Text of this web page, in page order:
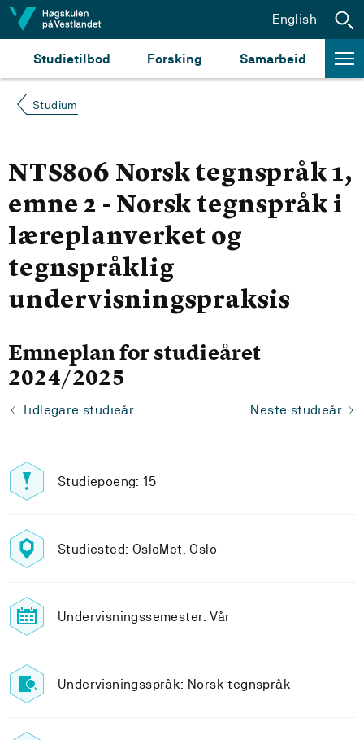
Hopp til innhald
Studietilbod Forsking Samarbeid
English
Studium
NTS806 Norsk tegnspråk 1,
emne 2 - Norsk tegnspråk i
læreplanverket og
tegnspråklig
undervisningspraksis
Emneplan for studieåret
2024/2025
Tidlegare studieår Neste studieår
Studiepoeng: 15
Studiested: OsloMet, Oslo
Undervisningssemester: Vår
Undervisningsspråk: Norsk tegnspråk